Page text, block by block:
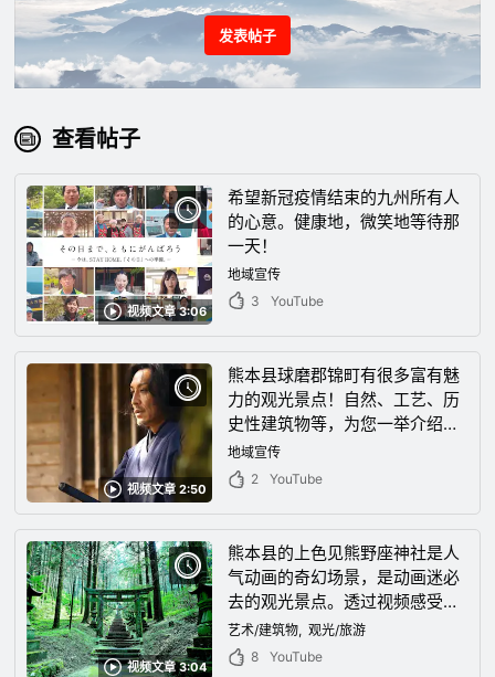
发表帖子
查看帖子
视频文章 3:06
希望新冠疫情结束的九州所有人
的心意。健康地，微笑地等待那
一天！
地域宣传
3
YouTube
视频文章 2:50
熊本县球磨郡锦町有很多富有魅
力的观光景点！自然、工艺、历
史性建筑物等，为您一举介绍前
往熊本县锦町观光时可事前掌握
的观光要点！
地域宣传
2
YouTube
视频文章 3:04
熊本县的上色见熊野座神社是人
气动画的奇幻场景，是动画迷必
去的观光景点。透过视频感受仿
佛进入异世界的神秘氛围！
艺术/建筑物
观光/旅游
8
YouTube